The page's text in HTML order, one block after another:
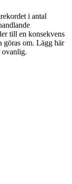
i antal
till en konsekvens
göras om. Lägg här
ovanlig.